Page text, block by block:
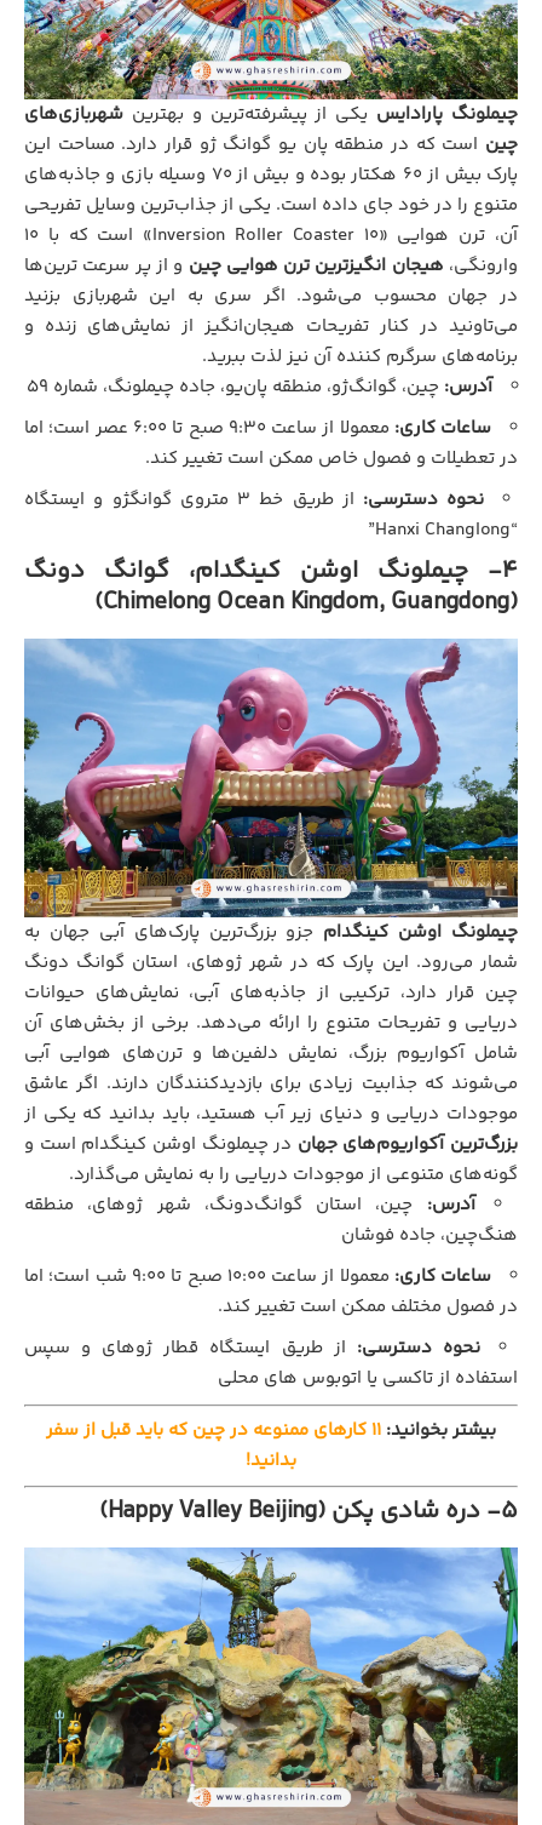
چیملونگ پارادایس یکی از پیشرفته‌ترین و بهترین شهربازی‌های
چین است که در منطقه پان یو گوانگ ژو قرار دارد. مساحت این
پارک بیش از ۶۰ هکتار بوده و بیش از ۷۰ وسیله بازی و جاذبه‌های
متنوع را در خود جای داده است. یکی از جذاب‌ترین وسایل تفریحی
آن، ترن هوایی «۱۰ Inversion Roller Coaster» است که با ۱۰
وارونگی، هیجان انگیزترین ترن هوایی چین و از پر سرعت ترین‌ها
در جهان محسوب می‌شود. اگر سری به این شهربازی بزنید
می‌تاونید در کنار تفریحات هیجان‌انگیز از نمایش‌های زنده و
برنامه‌های سرگرم کننده آن نیز لذت ببرید.
آدرس: چین، گوانگ‌ژو، منطقه پان‌یو، جاده چیملونگ، شماره ۵۹
ساعات کاری:
معمولا از ساعت ۹:۳۰ صبح تا ۶:۰۰ عصر است؛ اما
در تعطیلات و فصول خاص ممکن است تغییر کند.
نحوه دسترسی:
از طریق خط ۳ متروی گوانگژو و ایستگاه
“Hanxi Changlong”
4- چیملونگ اوشن کینگدام، گوانگ دونگ
(Chimelong Ocean Kingdom, Guangdong)
چیملونگ اوشن کینگدام جزو بزرگ‌ترین پارک‌های آبی جهان به
شمار می‌رود. این پارک که در شهر ژوهای، استان گوانگ دونگ
چین قرار دارد، ترکیبی از جاذبه‌های آبی، نمایش‌های حیوانات
دریایی و تفریحات متنوع را ارائه می‌دهد. برخی از بخش‌های آن
شامل آکواریوم بزرگ، نمایش دلفین‌ها و ترن‌های هوایی آبی
می‌شوند که جذابیت زیادی برای بازدیدکنندگان دارند. اگر عاشق
موجودات دریایی و دنیای زیر آب هستید، باید بدانید که یکی از
بزرگ‌ترین آکواریوم‌های جهان در چیملونگ اوشن کینگدام است و
گونه‌های متنوعی از موجودات دریایی را به نمایش می‌گذارد.
آدرس: چین، استان گوانگ‌دونگ، شهر ژوهای، منطقه
هنگ‌چین، جاده فوشان
ساعات کاری:
معمولا از ساعت ۱۰:۰۰ صبح تا ۹:۰۰ شب است؛ اما
در فصول مختلف ممکن است تغییر کند.
نحوه دسترسی: از طریق ایستگاه قطار ژوهای و سپس
استفاده از تاکسی یا اتوبوس‌ های محلی
بیشتر بخوانید:
11 کارهای ممنوعه در چین که باید قبل از سفر
بدانید!
5- دره شادی پکن (Happy Valley Beijing)